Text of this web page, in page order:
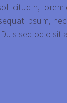
lorem
ipsum,
sed odio sit